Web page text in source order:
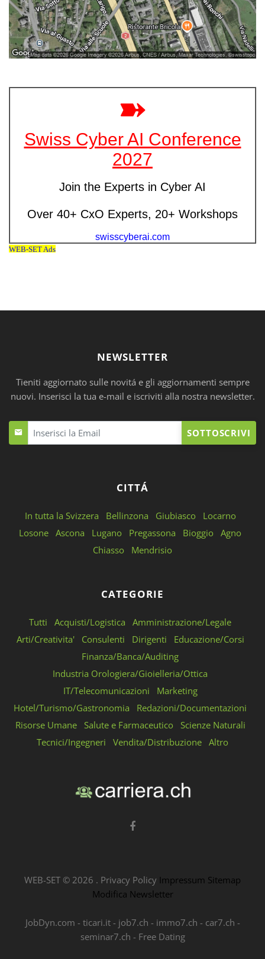
NEWSLETTER
Tieniti aggiornato sulle novitá e gli aggiornamenti sempre
nuovi. Inserisci la tua e-mail e iscriviti alla nostra newsletter.
SOTTOSCRIVI
CITTÁ
In tutta la Svizzera Bellinzona Giubiasco
Locarno
Losone Ascona Lugano Pregassona Bioggio Agno
Chiasso
Mendrisio
CATEGORIE
Tutti Acquisti/Logistica
Amministrazione/Legale
Arti/Creativita'
Consulenti Dirigenti
Educazione/Corsi
Finanza/Banca/Auditing
Industria Orologiera/Gioielleria/Ottica
IT/Telecomunicazioni
Marketing
Hotel/Turismo/Gastronomia
Redazioni/Documentazioni
Risorse Umane
Salute e Farmaceutico
Scienze Naturali
Tecnici/Ingegneri
Vendita/Distribuzione Altro
WEB-SET © 2026 . Privacy Policy Impressum Sitemap
Modifica Newsletter
JobDyn.com - ticari.it- job7.ch - immo7.ch - car7.ch -
seminar7.ch - Free Dating